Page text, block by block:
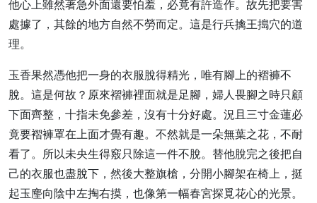
他心上雖然著急外面還要怕羞，必竟有許造作。故先把要害
處據了，其餘的地方自然不勞而定。這是行兵擒王搗穴的道
理。
玉香果然憑他把一身的衣服脫得精光，唯有腳上的褶褲不
脫。這是何故？原來褶褲裡面就是足腳，婦人畏腳之時只顧
下面齊整，十指未免參差，沒有十分好處。況且三寸金蓮必
竟要褶褲罩在上面才覺有趣。不然就是一朵無葉之花，不耐
看了。所以未央生得竅只除這一件不脫。替他脫完之後把自
己的衣服也盡脫下，然後大整旗槍，分開小腳架在椅上，挺
起玉麈向陰中左掏右摸，也像第一幅春宮探覓花心的光景。